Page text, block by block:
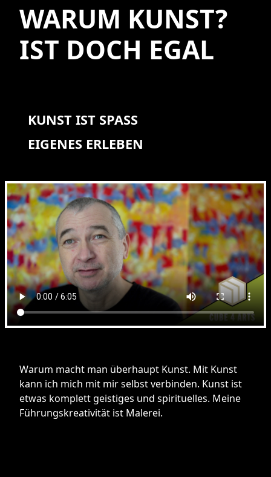
WARUM KUNST?
IST DOCH EGAL
KUNST IST SPASS
EIGENES ERLEBEN
Warum macht man überhaupt Kunst. Mit Kunst
kann ich mich mit mir selbst verbinden. Kunst ist
etwas komplett geistiges und spirituelles. Meine
Führungskreativität ist Malerei.